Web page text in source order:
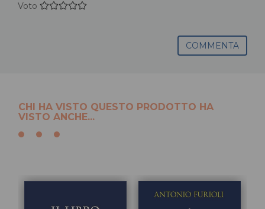
Voto
COMMENTA
CHI HA VISTO QUESTO PRODOTTO HA
VISTO ANCHE...